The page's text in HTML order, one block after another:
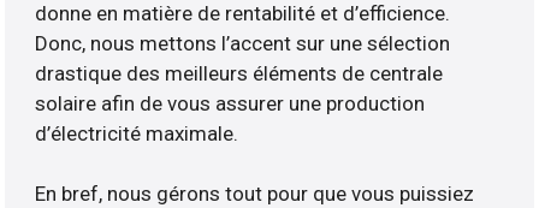
donne en matière de rentabilité et d’efficience.
Donc, nous mettons l’accent sur une sélection
drastique des meilleurs éléments de centrale
solaire afin de vous assurer une production
d’électricité maximale.
En bref, nous gérons tout pour que vous puissiez